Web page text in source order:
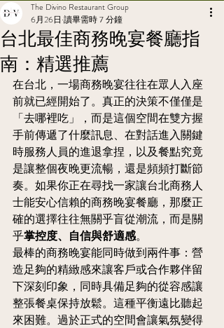
台北最佳商務晚宴餐廳指
南：精選推薦
The Divino Restaurant Group
6月26日 讀畢需時 7 分鐘
在台北，一場商務晚宴往往在眾人入座
前就已經開始了。真正的決策不僅僅是
「去哪裡吃」，而是這個空間在雙方握
手前傳遞了什麼訊息、在對話進入關鍵
時服務人員的進退拿捏，以及餐點究竟
是讓整個夜晚更流暢，還是頻頻打斷節
奏。如果你正在尋找一家讓台北商務人
士能安心信賴的商務晚宴餐廳，那麼正
確的選擇往往無關乎盲從潮流，而是關
乎掌控度、自信與舒適感。
最棒的商務晚宴能同時做到兩件事：營
造足夠的精緻感來讓客戶或合作夥伴留
下深刻印象，同時具備足夠的從容感讓
整張餐桌保持放鬆。這種平衡遠比聽起
來困難。過於正式的空間會讓氣氛變得